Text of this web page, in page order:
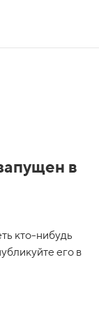
в
кто-нибудь
его в